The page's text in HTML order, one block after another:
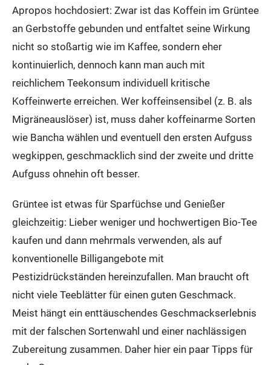
Apropos hochdosiert: Zwar ist das Koffein im Grüntee
an Gerbstoffe gebunden und entfaltet seine Wirkung
nicht so stoßartig wie im Kaffee, sondern eher
kontinuierlich, dennoch kann man auch mit
reichlichem Teekonsum individuell kritische
Koffeinwerte erreichen. Wer koffeinsensibel (z. B. als
Migräneauslöser) ist, muss daher koffeinarme Sorten
wie Bancha wählen und eventuell den ersten Aufguss
wegkippen, geschmacklich sind der zweite und dritte
Aufguss ohnehin oft besser.
Grüntee ist etwas für Sparfüchse und Genießer
gleichzeitig: Lieber weniger und hochwertigen Bio-Tee
kaufen und dann mehrmals verwenden, als auf
konventionelle Billigangebote mit
Pestizidrückständen hereinzufallen. Man braucht oft
nicht viele Teeblätter für einen guten Geschmack.
Meist hängt ein enttäuschendes Geschmackserlebnis
mit der falschen Sortenwahl und einer nachlässigen
Zubereitung zusammen. Daher hier ein paar Tipps für